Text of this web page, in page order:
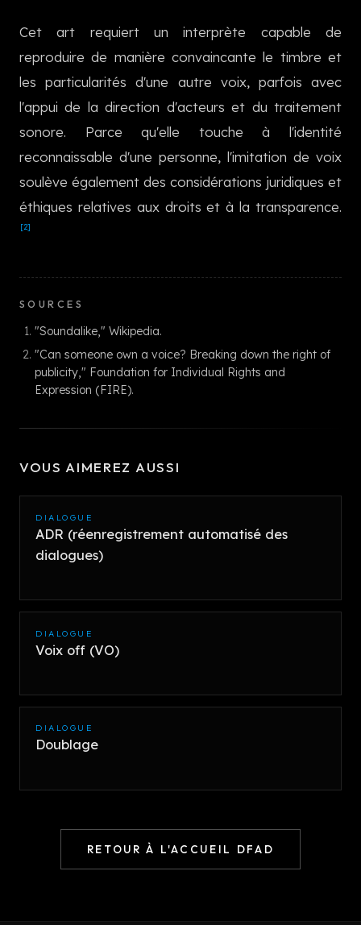
Cet art requiert un interprète capable de
reproduire de manière convaincante le timbre et
les particularités d'une autre voix, parfois avec
l'appui de la direction d'acteurs et du traitement
sonore. Parce qu'elle touche à l'identité
reconnaissable d'une personne, l'imitation de voix
soulève également des considérations juridiques et
éthiques relatives aux droits et à la transparence.
[2]
SOURCES
"Soundalike," Wikipedia.
"Can someone own a voice? Breaking down the right of
publicity," Foundation for Individual Rights and
Expression (FIRE).
VOUS AIMEREZ AUSSI
DIALOGUE
ADR (réenregistrement automatisé des
dialogues)
DIALOGUE
Voix off (VO)
DIALOGUE
Doublage
RETOUR À L'ACCUEIL DFAD